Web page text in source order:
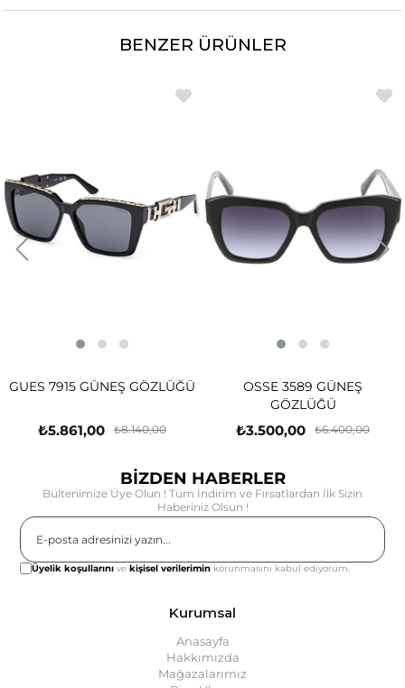
BENZER ÜRÜNLER
GUES 7915 GÜNEŞ GÖZLÜĞÜ
₺5.861,00 ₺8.140,00
OSSE 3589 GÜNEŞ
GÖZLÜĞÜ
₺3.500,00 ₺6.400,00
BİZDEN HABERLER
Bültenimize Üye Olun ! Tüm İndirim ve Fırsatlardan İlk Sizin
Haberiniz Olsun !
Üyelik koşullarını vekişisel verilerimin korunmasını kabul ediyorum.
Kurumsal
Anasayfa
Hakkımızda
Mağazalarımız